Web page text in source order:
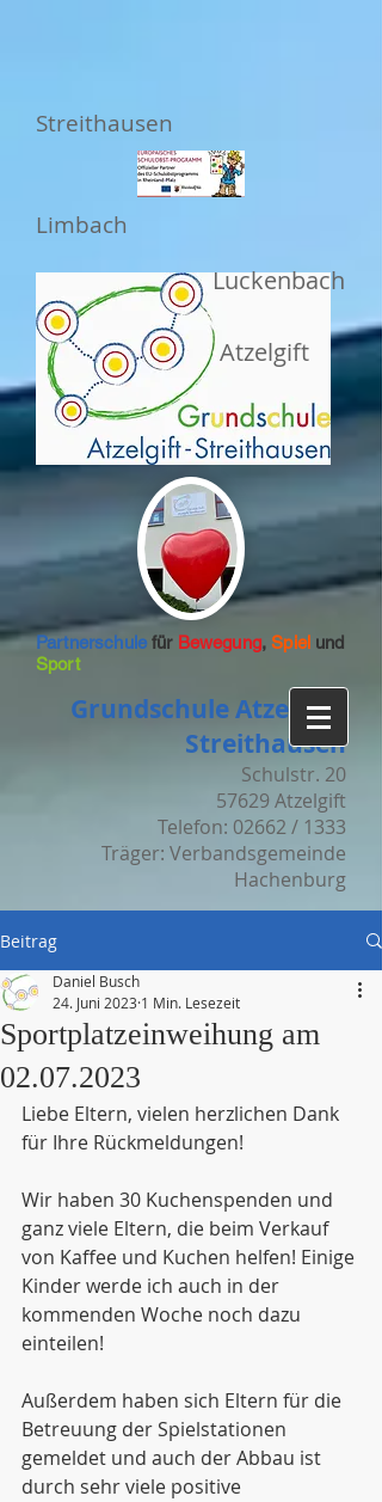
Streithausen
Limbach
Luckenbach
Atzelgift
Partnerschulefür Bewegung,Spiel und
Sport
Grundschule Atzelgift-
Streithausen
Schulstr. 20
57629 Atzelgift
Telefon: 02662 / 1333
Träger: Verbandsgemeinde
Hachenburg
Beitrag
Sportplatzeinweihung am
02.07.2023
Daniel Busch
24. Juni 2023 1 Min. Lesezeit
Liebe Eltern, vielen herzlichen Dank
für Ihre Rückmeldungen!
Wir haben 30 Kuchenspenden und
ganz viele Eltern, die beim Verkauf
von Kaffee und Kuchen helfen! Einige
Kinder werde ich auch in der
kommenden Woche noch dazu
einteilen!
Außerdem haben sich Eltern für die
Betreuung der Spielstationen
gemeldet und auch der Abbau ist
durch sehr viele positive